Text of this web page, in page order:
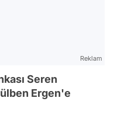
Reklam
Seren
Ergen'e